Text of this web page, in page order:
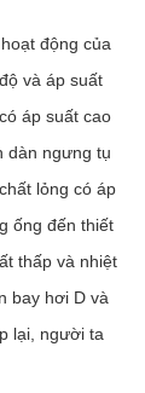
động của
và áp suất
áp suất cao
dàn ngưng tụ
lỏng có áp
ống đến thiết
thấp và nhiệt
bay hơi D và
lại, người ta